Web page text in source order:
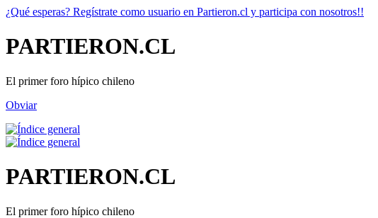
¿Qué esperas? Regístrate como usuario en Partieron.cl y participa con nosotros!!
PARTIERON.CL
El primer foro hípico chileno
Obviar
PARTIERON.CL
El primer foro hípico chileno